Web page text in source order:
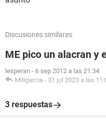
Discusiones similares
ME pico un alacran y
lesperan - 6 sep 2012 a las 21:34
Miligarcia - 31 jul 2023 a las
3 respuestas